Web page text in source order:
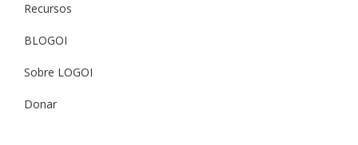
Recursos
BLOGOI
Sobre LOGOI
Donar